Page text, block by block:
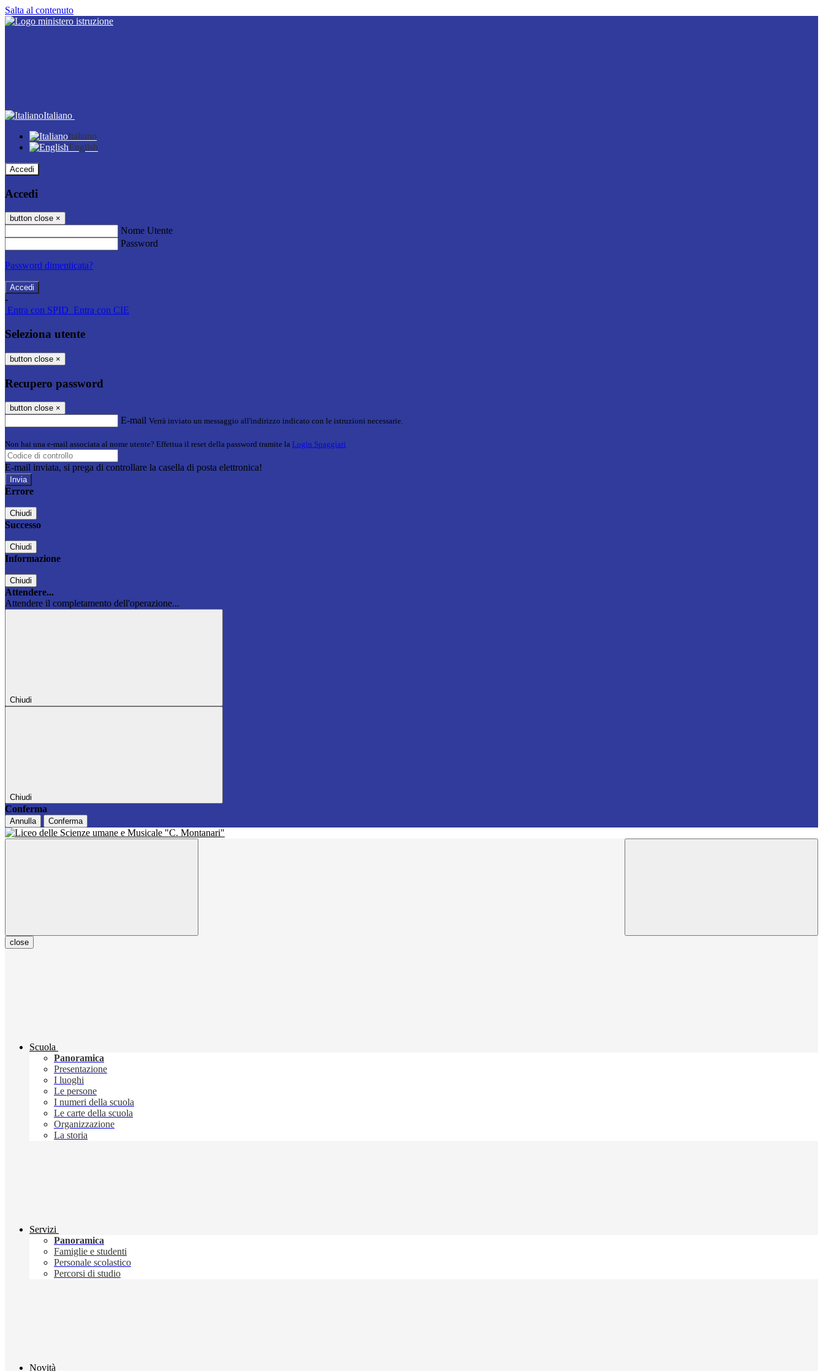
Salta al contenuto
Italiano
Italiano
English
Accedi
Accedi
button close ×
Nome Utente
Password
Password dimenticata?
-
Entra con SPID Entra con CIE
Seleziona utente
button close ×
Recupero password
button close ×
E-mail Verrà inviato un messaggio all'indirizzo indicato con le istruzioni necessarie.
Non hai una e-mail associata al nome utente? Effettua il reset della password tramite la Login Spaggiari
E-mail inviata, si prega di controllare la casella di posta elettronica!
Errore
Chiudi
Successo
Chiudi
Informazione
Chiudi
Attendere...
Attendere il completamento dell'operazione...
Chiudi
Chiudi
Conferma
Annulla Conferma
close
Scuola
Panoramica
Presentazione
I luoghi
Le persone
I numeri della scuola
Le carte della scuola
Organizzazione
La storia
Servizi
Panoramica
Famiglie e studenti
Personale scolastico
Percorsi di studio
Novità